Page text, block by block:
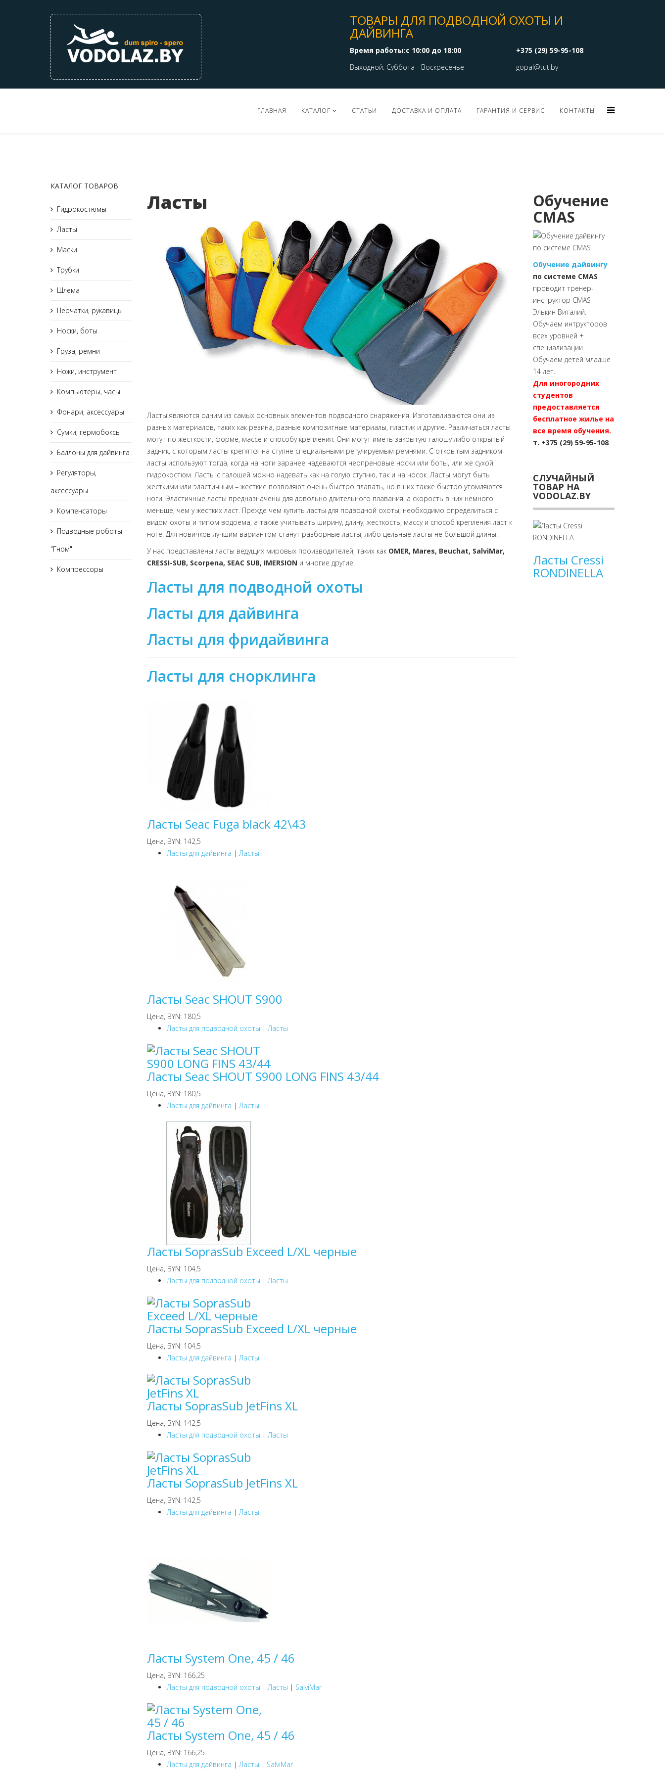
ТОВАРЫ ДЛЯ ПОДВОДНОЙ ОХОТЫ И
ДАЙВИНГА
Время работы:с 10:00 до 18:00
Выходной: Суббота - Воскресенье
+375 (29) 59-95-108
gopal@tut.by
ГЛАВНАЯ КАТАЛОГ СТАТЬИ ДОСТАВКА И ОПЛАТА ГАРАНТИЯ И СЕРВИС КОНТАКТЫ
КАТАЛОГ ТОВАРОВ
Гидрокостюмы
Ласты
Маски
Трубки
Шлема
Перчатки, рукавицы
Носки, боты
Груза, ремни
Ножи, инструмент
Компьютеры, часы
Фонари, аксессуары
Сумки, гермобоксы
Баллоны для дайвинга
Регуляторы,
аксессуары
Компенсаторы
Подводные роботы
"Гном"
Компрессоры
Ласты
Ласты являются одним из самых основных элементов подводного снаряжения. Изготавливаются они из
разных материалов, таких как резина, разные композитные материалы, пластик и другие. Различаться ласты
могут по жесткости, форме, массе и способу крепления. Они могут иметь закрытую галошу либо открытый
задник, с которым ласты крепятся на ступне специальными регулируемым ремнями. С открытым задником
ласты используют тогда, когда на ноги заранее надеваются неопреновые носки или боты, или же сухой
гидрокостюм. Ласты с галошей можно надевать как на голую ступню, так и на носок. Ласты могут быть
жесткими или эластичным – жесткие позволяют очень быстро плавать, но в них также быстро утомляются
ноги. Эластичные ласты предназначены для довольно длительного плавания, а скорость в них немного
меньше, чем у жестких ласт. Прежде чем купить ласты для подводной охоты, необходимо определиться с
видом охоты и типом водоема, а также учитывать ширину, длину, жесткость, массу и способ крепления ласт к
ноге. Для новичков лучшим вариантом станут разборные ласты, либо цельные ласты не большой длины.
У нас представлены ласты ведущих мировых производителей, таких как OMER, Mares, Beuchat, SalviMar,
CRESSI-SUB, Scorpena, SEAC SUB, IMERSION и многие другие.
Ласты для подводной охоты
Ласты для дайвинга
Ласты для фридайвинга
Ласты для снорклинга
Ласты Seac Fuga black 42\43
Цена, BYN: 142,5
Ласты для дайвинга | Ласты
Ласты Seac SHOUT S900
Цена, BYN: 180,5
Ласты для подводной охоты | Ласты
Ласты Seac SHOUT S900 LONG FINS 43/44
Цена, BYN: 180,5
Ласты для дайвинга | Ласты
Ласты SoprasSub Exceed L/XL черные
Цена, BYN: 104,5
Ласты для подводной охоты | Ласты
Ласты SoprasSub Exceed L/XL черные
Цена, BYN: 104,5
Ласты для дайвинга | Ласты
Ласты SoprasSub JetFins XL
Цена, BYN: 142,5
Ласты для подводной охоты | Ласты
Ласты SoprasSub JetFins XL
Цена, BYN: 142,5
Ласты для дайвинга | Ласты
Ласты System One, 45 / 46
Цена, BYN: 166,25
Ласты для подводной охоты | Ласты | SalviMar
Ласты System One, 45 / 46
Цена, BYN: 166,25
Ласты для дайвинга | Ласты | SalviMar
Обучение
CMAS
Обучение дайвингу
по системе CMAS
проводит тренер-
инструктор CMAS
Элькин Виталий.
Обучаем интрукторов
всех уровней +
специализации.
Обучаем детей младше
14 лет.
Для иногородних
студентов
предоставляется
бесплатное жилье на
все время обучения.
т. +375 (29) 59-95-108
СЛУЧАЙНЫЙ
ТОВАР НА
VODOLAZ.BY
Ласты Cressi
RONDINELLA